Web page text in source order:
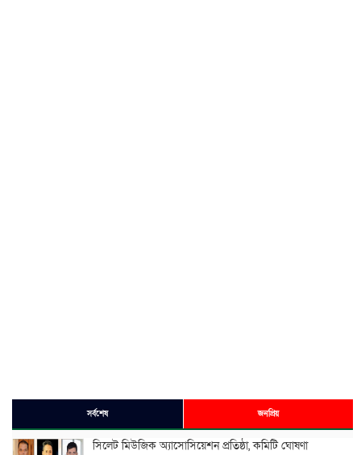
সর্বশেষ জনপ্রিয়
সিলেট মিউজিক অ্যাসোসিয়েশন প্রতিষ্ঠা, কমিটি ঘোষণা